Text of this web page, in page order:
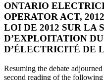
ONTARIO
OPERATOR ACT,
LOI DE 2012 SUR LA
D’EXPLOITATION
D’ÉLECTRICITÉ DE
Resuming the debate
second reading of the